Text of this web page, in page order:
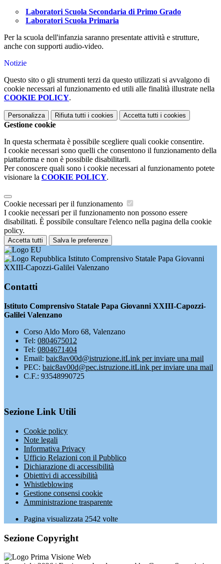
Laboratori Scuola Secondaria di Primo Grado
Laboratori Scuola Primaria
Per la scuola dell'infanzia saranno presentate attività e strutture,
anche con supporti audio-video.
Notizie
Questo sito o gli strumenti terzi da questo utilizzati si avvalgono di
cookie necessari al funzionamento ed utili alle finalità illustrate nella
COOKIE POLICY.
Personalizza Rifiuta tutti i cookies Accetta tutti i cookies
Gestione cookie
In questa schermata è possibile scegliere quali cookie consentire.
I cookie necessari sono quelli che consentono il funzionamento della
piattaforma e non è possibile disabilitarli.
Per conoscere quali sono i cookie necessari al funzionamento potete
visionare la COOKIE POLICY.
Cookie necessari per il funzionamento
I cookie necessari per il funzionamento non possono essere
disabilitati. È possibile consultare l'elenco nella pagina della cookie
policy.
Accetta tutti Salva le preferenze
Istituto Comprensivo Statale Papa Giovanni
XXIII-Capozzi-Galilei Valenzano
Contatti
Istituto Comprensivo Statale Papa Giovanni XXIII-Capozzi-
Galilei Valenzano
Corso Aldo Moro 68, Valenzano
Tel: 0804675012
Tel: 0804671404
Email: baic8av00d@istruzione.itLink per inviare una mail
PEC: baic8av00d@pec.istruzione.itLink per inviare una mail
C.F.: 93548990725
Sezione Link Utili
Cookie policy
Note legali
Informativa Privacy
Ufficio Relazioni con il Pubblico
Dichiarazione di accessibilità
Obiettivi di accessibilità
Whistleblowing
Gestione consensi cookie
Amministrazione trasparente
Pagina visualizzata 2542 volte
Sezione Copyright